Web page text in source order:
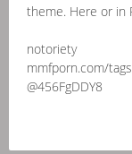
theme. Here or in
notoriety
mmfporn.com/
@456FgDDY8